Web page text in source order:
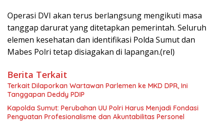
Operasi DVI akan terus berlangsung mengikuti masa
tanggap darurat yang ditetapkan pemerintah. Seluruh
elemen kesehatan dan identifikasi Polda Sumut dan
Mabes Polri tetap disiagakan di lapangan.(rel)
Berita Terkait
Terkait Dilaporkan Wartawan Parlemen ke MKD DPR, Ini
Tanggapan Deddy PDIP
Kapolda Sumut: Perubahan UU Polri Harus Menjadi Fondasi
Penguatan Profesionalisme dan Akuntabilitas Personel